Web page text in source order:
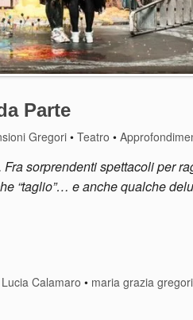
Parte
Gregori •Teatro •
sorprendenti spettacoli per
“taglio”… e anche qualche
Lucia Calamaro • maria grazia gregori